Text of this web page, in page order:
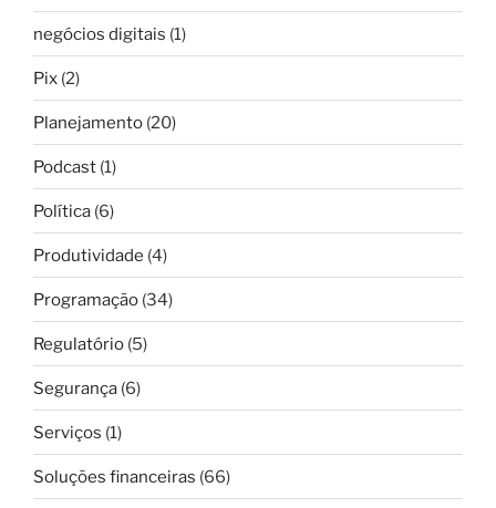
negócios digitais (1)
Pix (2)
Planejamento (20)
Podcast (1)
Política (6)
Produtividade (4)
Programação (34)
Regulatório (5)
Segurança (6)
Serviços (1)
Soluções financeiras (66)